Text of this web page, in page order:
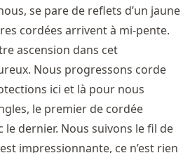
se pare de reflets d’un jaune
cordées arrivent à mi-pente.
ascension dans cet
Nous progressons corde
ici et là pour nous
le premier de cordée
le dernier. Nous suivons le fil de
impressionnante, ce n’est rien